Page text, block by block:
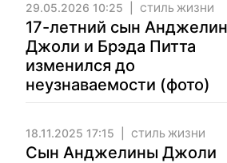
29.05.2026 10:25 СТИЛЬ ЖИЗНИ
17-летний сын
Джоли и Брэда Питта
изменился до
неузнаваемости (фото)
18.11.2025 17:15 СТИЛЬ ЖИЗНИ
Сын Анджелины Джоли